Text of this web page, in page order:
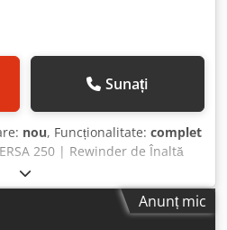
Sunați
nou, Funcționalitate: complet
250 | Rewinder de Înaltă
Stretch și Tăiere Longitudinală
un echipament de ultimă
ultra-rapid, pentruAnunț mic